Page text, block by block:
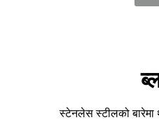
स्टेनलेस स्टीलको बारेमा